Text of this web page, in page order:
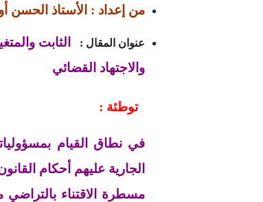
من إعداد : الأستاذ الحسن
عنوان المقال :
الثابت
والاجتهاد القضائي
توطئة :
في نطاق القيام
الجارية عليهم أحكام
مسطرة الاقتناء